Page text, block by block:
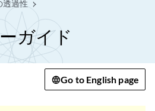
透過性
ガイド
Go to English page